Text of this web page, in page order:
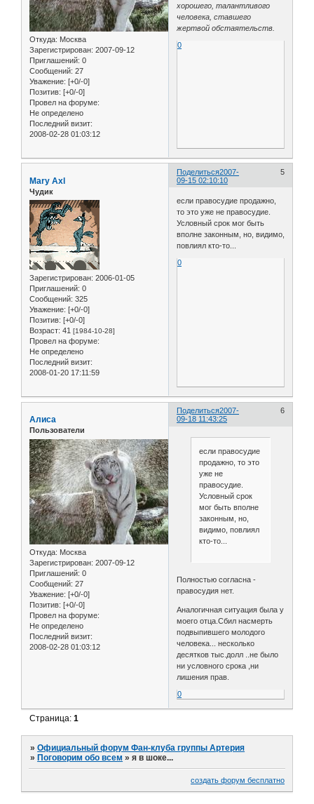
Откуда: Москва
Зарегистрирован: 2007-09-12
Приглашений: 0
Сообщений: 27
Уважение: [+0/-0]
Позитив: [+0/-0]
Провел на форуме:
Не определено
Последний визит:
2008-02-28 01:03:12
хорошего, талантливого
человека, ставшего
жертвой обстаятельств.
0
Поделиться 5
2007-
09-15 02:10:10
Mary Axl
Чудик
Зарегистрирован: 2006-01-05
Приглашений: 0
Сообщений: 325
Уважение: [+0/-0]
Позитив: [+0/-0]
Возраст: 41 [1984-10-28]
Провел на форуме:
Не определено
Последний визит:
2008-01-20 17:11:59
если правосудие продажно,
то это уже не правосудие.
Условный срок мог быть
вполне законным, но, видимо,
повлиял кто-то...
0
Поделиться 6
2007-
09-18 11:43:25
Алиса
Пользователи
Откуда: Москва
Зарегистрирован: 2007-09-12
Приглашений: 0
Сообщений: 27
Уважение: [+0/-0]
Позитив: [+0/-0]
Провел на форуме:
Не определено
Последний визит:
2008-02-28 01:03:12
если правосудие
продажно, то это
уже не
правосудие.
Условный срок
мог быть вполне
законным, но,
видимо, повлиял
кто-то...
Полностью согласна -
правосудия нет.
Аналогичная ситуация была у
моего отца.Сбил насмерть
подвыпившего молодого
человека... несколько
десятков тыс.долл ..не было
ни условного срока ,ни
лишения прав.
0
Страница:1
»Официальный форум Фан-клуба группы Артерия
» Поговорим обо всем »я в шоке...
создать форум бесплатно